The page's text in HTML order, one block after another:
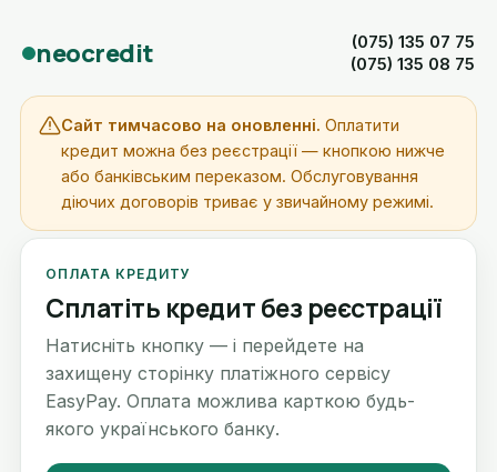
neocredit
(075) 135 07 75
(075) 135 08 75
Сайт тимчасово на оновленні. Оплатити
кредит можна без реєстрації — кнопкою нижче
або банківським переказом. Обслуговування
діючих договорів триває у звичайному режимі.
ОПЛАТА КРЕДИТУ
Сплатіть кредит без реєстрації
Натисніть кнопку — і перейдете на
захищену сторінку платіжного сервісу
EasyPay. Оплата можлива карткою будь-
якого українського банку.